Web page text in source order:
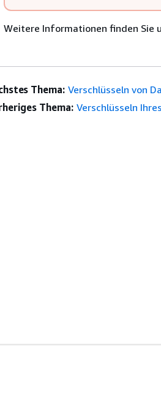
Weitere Informationen finden Sie
Thema: Verschlüsseln von
Thema: Verschlüsseln